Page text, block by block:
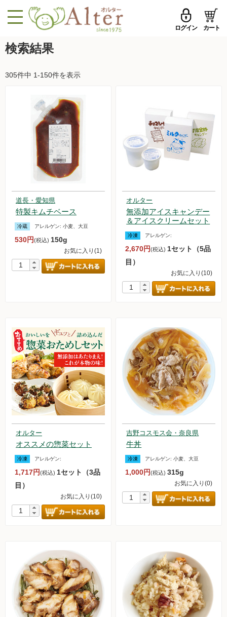
ログイン カート
メールアドレス
メールアドレスを保存する
パスワードを忘れた方はこちら
初めての方へ
新規一般会員登録
MENU
トップページへ戻る
セール品・おすすめ
お試しセット
今週の新登場
野菜
果物
無農薬豆
パン・蜂蜜・ジャム他
水産品
肉類
冷蔵食品他
惣菜
麺
乾物
調味料
飲料品
粉・餅
健康応援グッズ
石けん・生活用品
検索結果
305件中 1-150件を表示
道長・愛知県
特製キムチベース
冷蔵 アレルゲン: 小麦、大豆
530円(税込) 150g
お気に入り(1)
オルター
無添加アイスキャンデー
＆アイスクリームセット
冷凍 アレルゲン:
2,670円(税込)1セット（5品
目）
お気に入り(10)
オルター
オススメの惣菜セット
冷凍 アレルゲン:
1,717円(税込) 1セット（3品
目）
お気に入り(10)
吉野コスモス会・奈良県
牛丼
冷凍 アレルゲン:小麦、大豆
1,000円(税込)315g
お気に入り(0)